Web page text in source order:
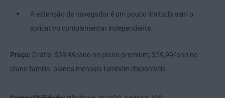
A extensão de navegador é um pouco limitada sem o
aplicativo complementar independente.
Preço: Grátis; $39,99/ano no plano premium; $59,99/ano no
plano família; planos mensais também disponíveis